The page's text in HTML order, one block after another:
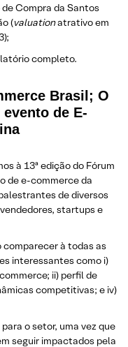
Compra da Santos
(valuationatrativo em
completo.
Brasil; O
de E-
à 13ª edição do Fórum
de e-commerce da
de diversos
startups e
à todas as
interessantes como i)
ii) perfil de
competitivas; e iv)
o setor, uma vez que
seguir impactados pela